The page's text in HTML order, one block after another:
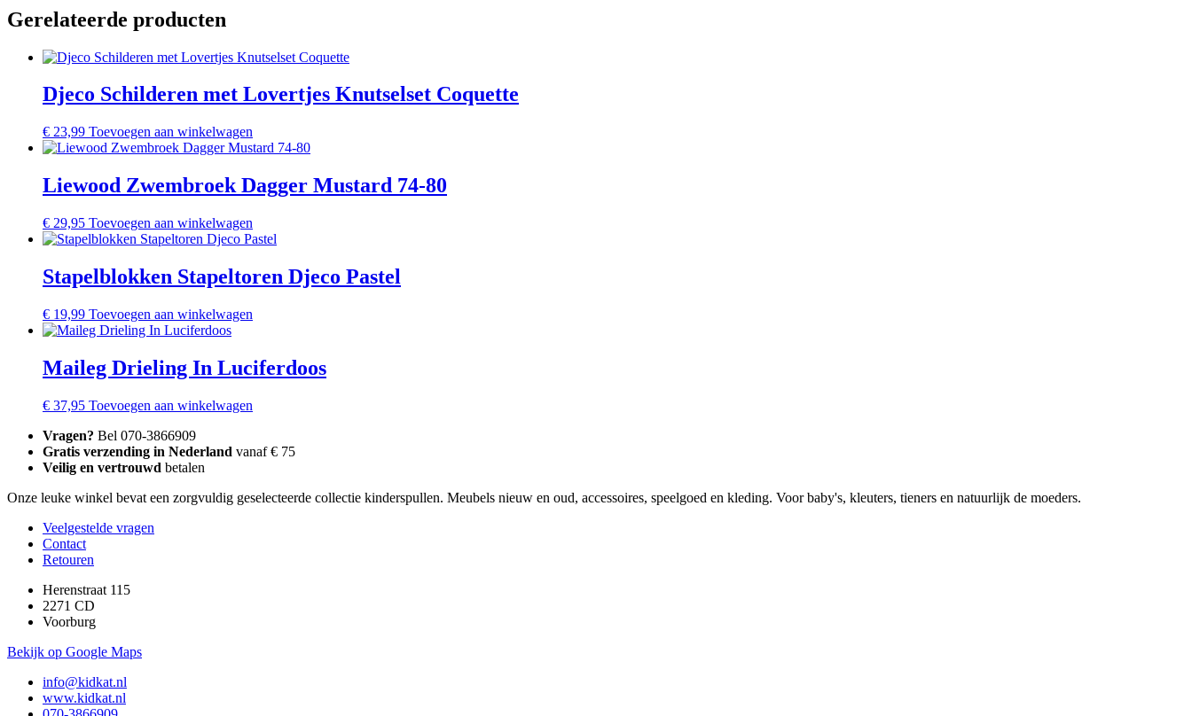
Gerelateerde producten
Djeco Schilderen met Lovertjes Knutselset Coquette
€ 23,99 Toevoegen aan winkelwagen
Liewood Zwembroek Dagger Mustard 74-80
€ 29,95 Toevoegen aan winkelwagen
Stapelblokken Stapeltoren Djeco Pastel
€ 19,99 Toevoegen aan winkelwagen
Maileg Drieling In Luciferdoos
€ 37,95 Toevoegen aan winkelwagen
Vragen? Bel 070-3866909
Gratis verzending in Nederland vanaf € 75
Veilig en vertrouwd betalen
Onze leuke winkel bevat een zorgvuldig geselecteerde collectie kinderspullen. Meubels nieuw en oud, accessoires, speelgoed en kleding. Voor baby's, kleuters, tieners en natuurlijk de moeders.
Veelgestelde vragen
Contact
Retouren
Herenstraat 115
2271 CD
Voorburg
Bekijk op Google Maps
info@kidkat.nl
www.kidkat.nl